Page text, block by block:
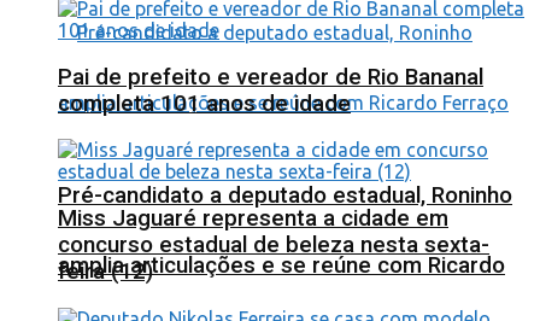
Pré-candidato a deputado estadual, Roninho
amplia articulações e se reúne com Ricardo
Pai de prefeito e vereador de Rio Bananal
completa 101 anos de idade
Miss Jaguaré representa a cidade em
concurso estadual de beleza nesta sexta-
feira (12)